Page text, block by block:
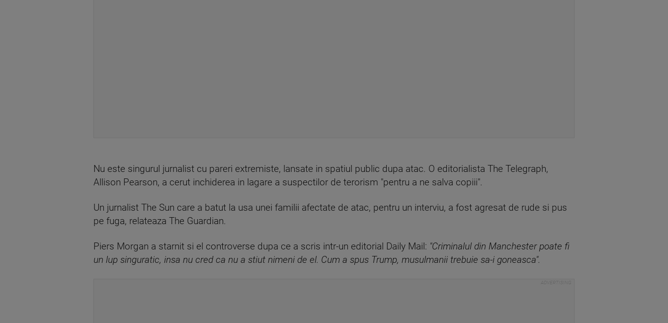
Nu este singurul jurnalist cu pareri extremiste, lansate in spatiul public dupa atac. O editorialista The Telegraph,
Allison Pearson, a cerut inchiderea in lagare a suspectilor de terorism "pentru a ne salva copiii".
Un jurnalist The Sun care a batut la usa unei familii afectate de atac, pentru un interviu, a fost agresat de rude si pus
pe fuga, relateaza The Guardian.
Piers Morgan a starnit si el controverse dupa ce a scris intr-un editorial Daily Mail: "Criminalul din Manchester poate fi
un lup singuratic, insa nu cred ca nu a stiut nimeni de el. Cum a spus Trump, musulmanii trebuie sa-i goneasca".